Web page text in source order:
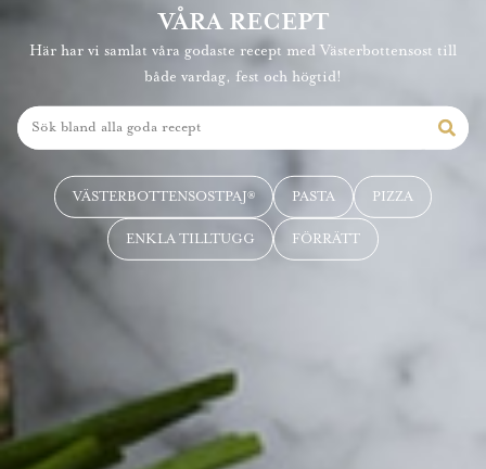
VÅRA RECEPT
Här har vi samlat våra godaste recept med Västerbottensost till
både vardag, fest och högtid!
VÄSTERBOTTENSOSTPAJ® PASTA PIZZA
ENKLA TILLTUGG FÖRRÄTT